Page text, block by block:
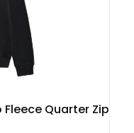
Quarter Zip